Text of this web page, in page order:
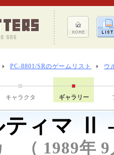
PC-8801/SRのゲームリスト ウ
キャラクタ ギャラリー
ティマ Ⅱ
（ 1989年 9